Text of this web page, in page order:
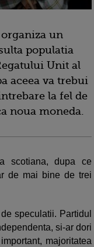
un
populatia
Unit al
aceea va trebui
la fel de
noua moneda.
scotiana, dupa ce
de mai bine de trei
speculatii. Partidul
si-ar dori
majoritatea